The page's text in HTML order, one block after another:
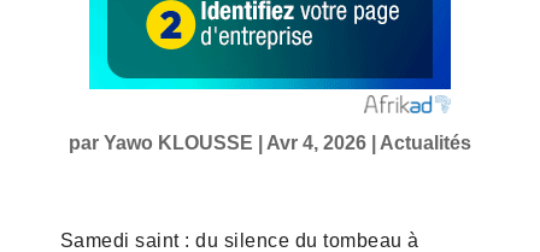
par Yawo KLOUSSE Avr 4, 2026| Actualités
Samedi saint : du silence du tombeau à